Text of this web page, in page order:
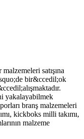
satışına
bir&ccedil;ok
yakalayabilmek
branş malzemeleri
kickboks milli takımı,
malzeme